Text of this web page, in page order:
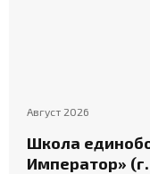
Август 2026
Школа
Император»